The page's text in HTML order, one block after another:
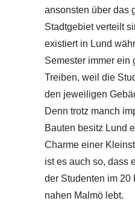
ansonsten über das
Stadtgebiet verteilt
existiert in Lund
Semester immer ein
Treiben, weil die
den jeweiligen
Denn trotz manch
Bauten besitz Lund
Charme einer
ist es auch so, dass
der Studenten im 20
nahen Malmö lebt.